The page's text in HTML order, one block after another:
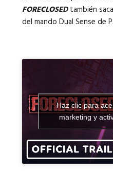
FORECLOSEDtambién
del mando Dual Sense de
Haz clic para
marketing y